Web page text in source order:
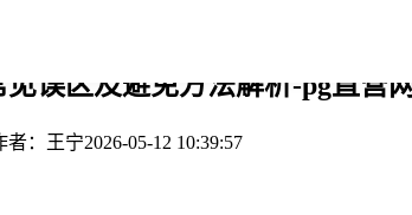
见误区及避免方法解析-pg直营
者： 王宁2026-05-12 10:39:57